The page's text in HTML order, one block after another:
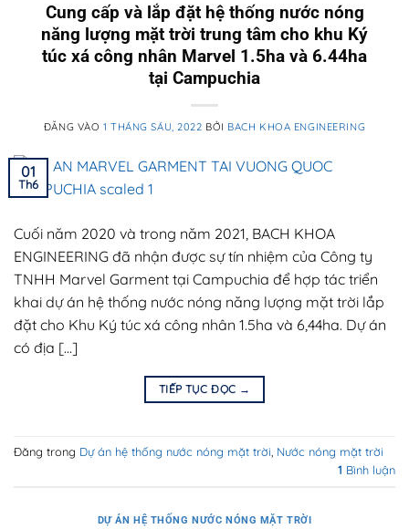
Cung cấp và lắp đặt hệ thống nước nóng
năng lượng mặt trời trung tâm cho khu Ký
túc xá công nhân Marvel 1.5ha và 6.44ha
tại Campuchia
ĐĂNG VÀO 1 THÁNG SÁU, 2022 BỞI BACH KHOA ENGINEERING
01
Th6
Cuối năm 2020 và trong năm 2021, BACH KHOA
ENGINEERING đã nhận được sự tín nhiệm của Công ty
TNHH Marvel Garment tại Campuchia để hợp tác triển
khai dự án hệ thống nước nóng năng lượng mặt trời lắp
đặt cho Khu Ký túc xá công nhân 1.5ha và 6,44ha. Dự án
có địa […]
TIẾP TỤC ĐỌC →
Đăng trong Dự án hệ thống nước nóng mặt trời, Nước nóng mặt trời
1 Bình luận
DỰ ÁN HỆ THỐNG NƯỚC NÓNG MẶT TRỜI